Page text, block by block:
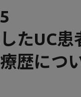
たUC
歴につ